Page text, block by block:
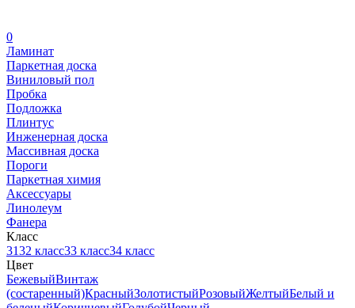
0
Ламинат
Паркетная доска
Виниловый пол
Пробка
Подложка
Плинтус
Инженерная доска
Массивная доска
Пороги
Паркетная химия
Аксессуары
Линолеум
Фанера
Класс
3132 класс33 класс34 класс
Цвет
БежевыйВинтаж
(состаренный)КрасныйЗолотистыйРозовыйЖелтыйБелый и